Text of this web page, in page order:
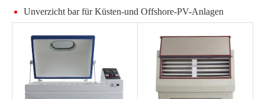
Unverzicht bar für Küsten-und Offshore-PV-Anlagen